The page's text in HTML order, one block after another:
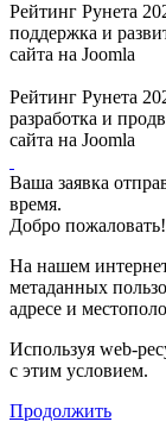
Рейтинг Рунета
поддержка и
сайта на Joomla
Рейтинг Рунета
разработка и
сайта на Joomla
Ваша заявка
время.
Добро пожаловать!
На нашем
метаданных
адресе и
Используя web-
с этим условием.
Продолжить